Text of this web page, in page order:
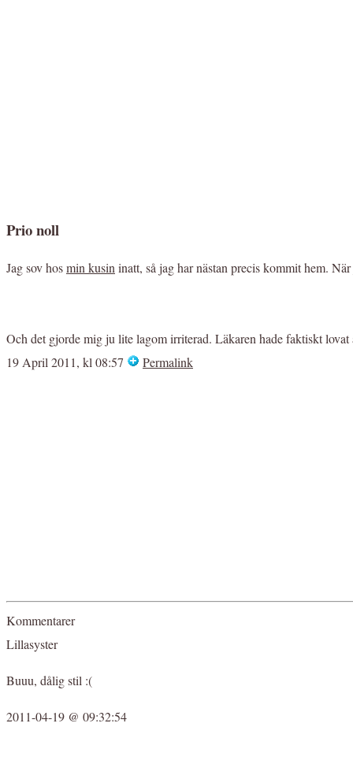
Prio noll
Jag sov hosmin kusininatt, så jag har nästan precis kommit hem.
Och det gjorde mig ju lite lagom irriterad. Läkaren hade faktiskt
19 April 2011, kl 08:57
Permalink
Kommentarer
Lillasyster
Buuu, dålig stil :(
2011-04-19 @ 09:32:54